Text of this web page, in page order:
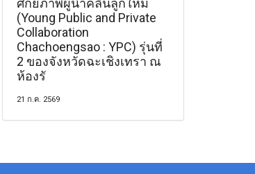
ศักยภาพผู้นำคลื่นลูกใหม่
(Young Public and Private
Collaboration
Chachoengsao : YPC) รุ่นที่
2 ของจังหวัดฉะเชิงเทรา ณ
ห้องรั
21 ก.ค. 2569